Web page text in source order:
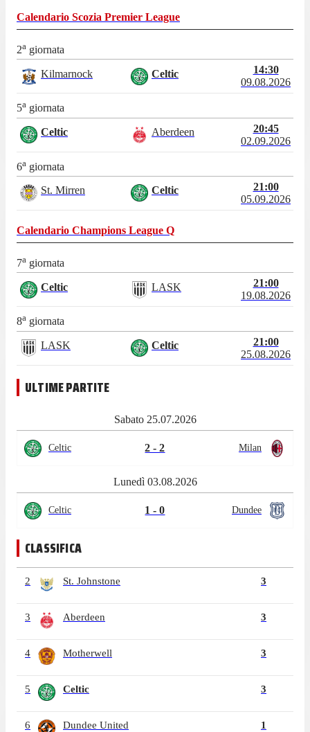
Calendario Scozia Premier League
2a giornata
Kilmarnock Celtic
14:30
09.08.2026
5a giornata
Celtic Aberdeen
20:45
02.09.2026
6a giornata
St. Mirren Celtic
21:00
05.09.2026
Calendario Champions League Q
7a giornata
Celtic LASK
21:00
19.08.2026
8a giornata
LASK Celtic
21:00
25.08.2026
ULTIME PARTITE
Sabato 25.07.2026
Celtic 2 - 2 Milan
Lunedì 03.08.2026
Celtic 1 - 0 Dundee
CLASSIFICA
2 St. Johnstone 3
3 Aberdeen 3
4 Motherwell 3
5 Celtic 3
6 Dundee United 1